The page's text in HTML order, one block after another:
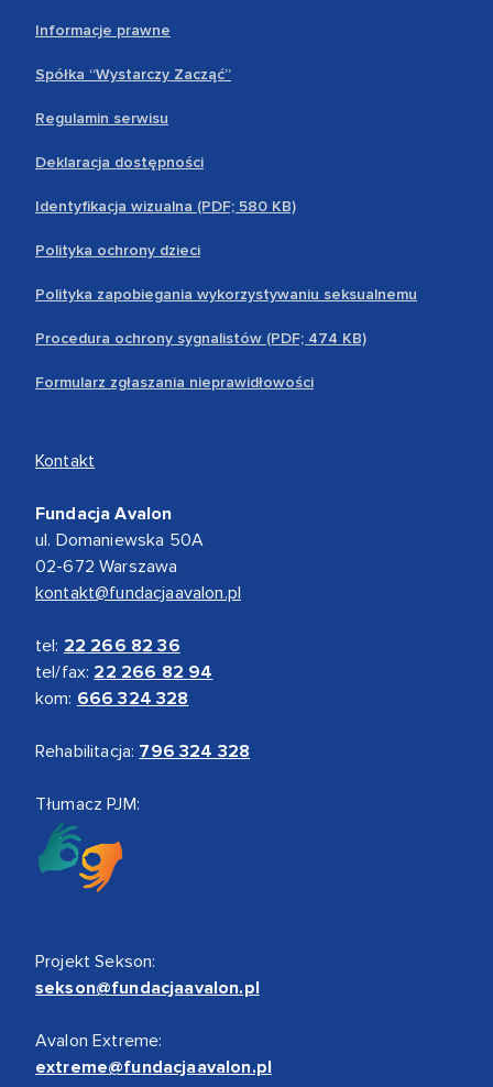
Informacje prawne
Spółka “Wystarczy Zacząć”
Regulamin serwisu
Deklaracja dostępności
Identyfikacja wizualna (PDF; 580 KB)
Polityka ochrony dzieci
Polityka zapobiegania wykorzystywaniu seksualnemu
Procedura ochrony sygnalistów (PDF; 474 KB)
Formularz zgłaszania nieprawidłowości
Kontakt
Fundacja Avalon
ul. Domaniewska 50A
02-672 Warszawa
kontakt@fundacjaavalon.pl
tel: 22 266 82 36
tel/fax: 22 266 82 94
kom: 666 324 328
Rehabilitacja: 796 324 328
Tłumacz PJM:
Projekt Sekson:
sekson@fundacjaavalon.pl
Avalon Extreme:
extreme@fundacjaavalon.pl